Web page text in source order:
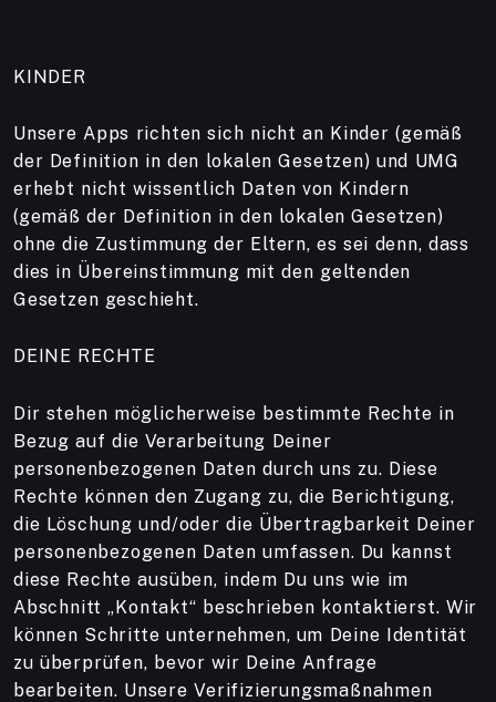
KINDER
Unsere Apps richten sich nicht an Kinder (gemäß
der Definition in den lokalen Gesetzen) und UMG
erhebt nicht wissentlich Daten von Kindern
(gemäß der Definition in den lokalen Gesetzen)
ohne die Zustimmung der Eltern, es sei denn, dass
dies in Übereinstimmung mit den geltenden
Gesetzen geschieht.
DEINE RECHTE
Dir stehen möglicherweise bestimmte Rechte in
Bezug auf die Verarbeitung Deiner
personenbezogenen Daten durch uns zu. Diese
Rechte können den Zugang zu, die Berichtigung,
die Löschung und/oder die Übertragbarkeit Deiner
personenbezogenen Daten umfassen. Du kannst
diese Rechte ausüben, indem Du uns wie im
Abschnitt „Kontakt“ beschrieben kontaktierst. Wir
können Schritte unternehmen, um Deine Identität
zu überprüfen, bevor wir Deine Anfrage
bearbeiten. Unsere Verifizierungsmaßnahmen